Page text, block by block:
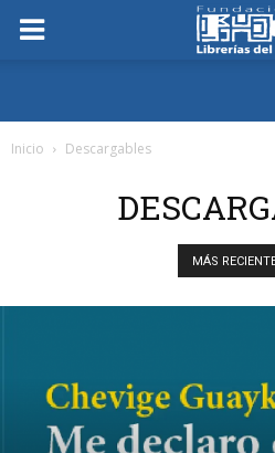
Inicio Descargables
MÁS